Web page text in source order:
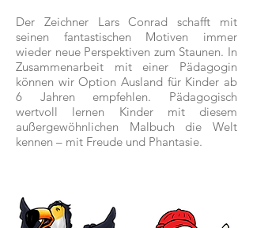
Der Zeichner Lars Conrad schafft mit
seinen fantastischen Motiven immer
wieder neue Perspektiven zum Staunen. In
Zusammenarbeit mit einer Pädagogin
können wir Option Ausland für Kinder ab
6 Jahren empfehlen. Pädagogisch
wertvoll lernen Kinder mit diesem
außergewöhnlichen Malbuch die Welt
kennen – mit Freude und Phantasie.